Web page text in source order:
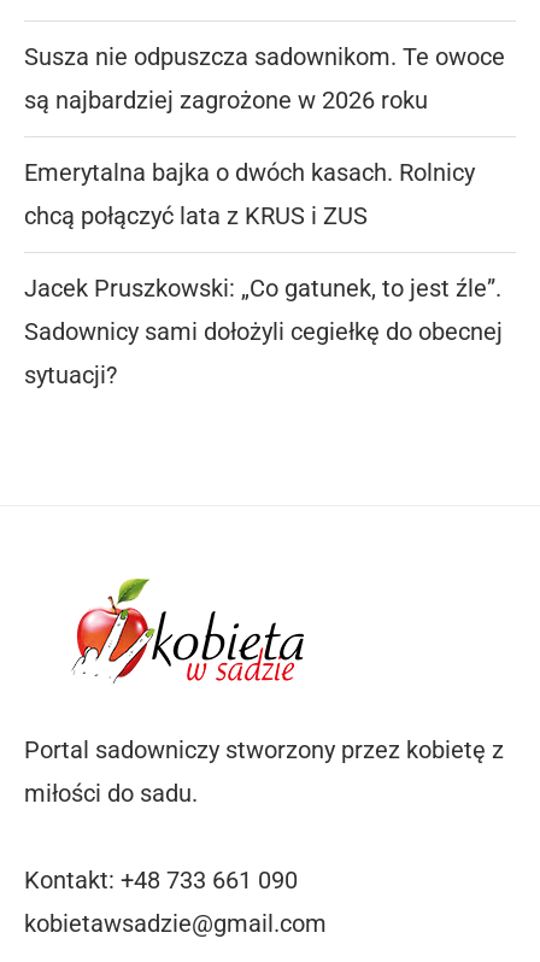
Susza nie odpuszcza sadownikom. Te owoce
są najbardziej zagrożone w 2026 roku
Emerytalna bajka o dwóch kasach. Rolnicy
chcą połączyć lata z KRUS i ZUS
Jacek Pruszkowski: „Co gatunek, to jest źle”.
Sadownicy sami dołożyli cegiełkę do obecnej
sytuacji?
Portal sadowniczy stworzony przez kobietę z
miłości do sadu.
Kontakt: +48 733 661 090
kobietawsadzie@gmail.com